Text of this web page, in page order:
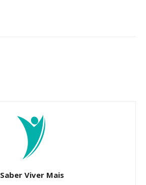
Saber Viver Mais